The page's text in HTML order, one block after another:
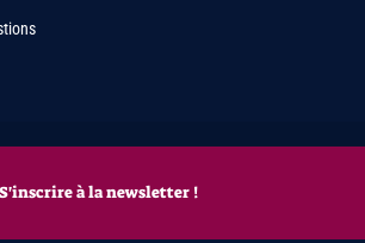
S'inscrire à la newsletter !